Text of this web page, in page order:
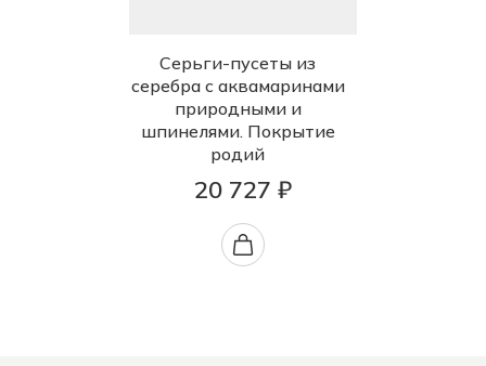
Серьги-пусеты из
серебра с аквамаринами
природными и
шпинелями. Покрытие
родий
20 727 ₽